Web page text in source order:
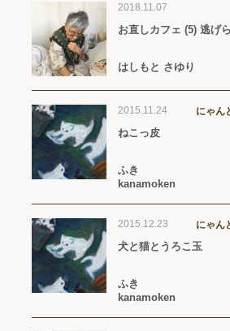
2018.11.07
お直しカフェ (5) 逃げ
はしもと さゆり
2015.11.24 にゃん
ねこっ皮
ふき
kanamoken
2015.12.23 にゃん
犬と猫とうろこ玉
ふき
kanamoken